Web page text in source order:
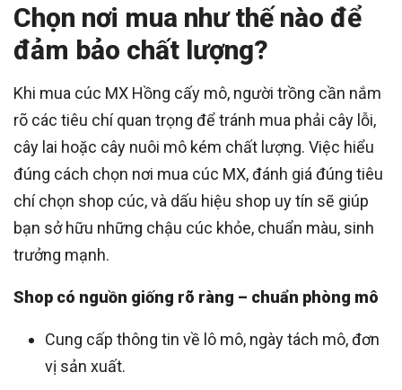
Chọn nơi mua như thế nào để
đảm bảo chất lượng?
Khi mua cúc MX Hồng cấy mô, người trồng cần nắm
rõ các tiêu chí quan trọng để tránh mua phải cây lỗi,
cây lai hoặc cây nuôi mô kém chất lượng. Việc hiểu
đúng cách chọn nơi mua cúc MX, đánh giá đúng tiêu
chí chọn shop cúc, và dấu hiệu shop uy tín sẽ giúp
bạn sở hữu những chậu cúc khỏe, chuẩn màu, sinh
trưởng mạnh.
Shop có nguồn giống rõ ràng – chuẩn phòng mô
Cung cấp thông tin về lô mô, ngày tách mô, đơn
vị sản xuất.